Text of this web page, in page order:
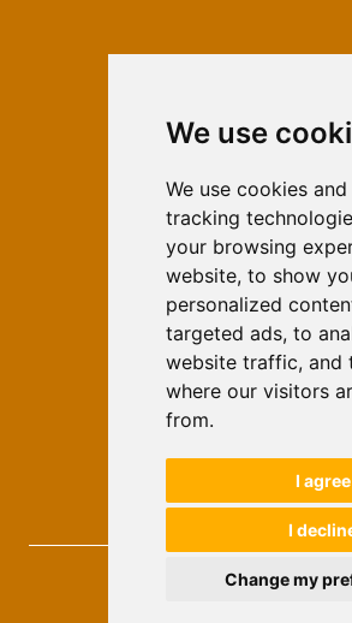
We use
We use cookies
tracking
your browsing
website, to show
personalized
targeted ads, to
website traffic, and
where our visitors
from.
I agree
I
Change my
ISSN 2566-333X
ISSN 1840-2313
Contact
Editors
News
For Authors
Impressum
Ethical Standards
Keywords
Novi Ekonomist,